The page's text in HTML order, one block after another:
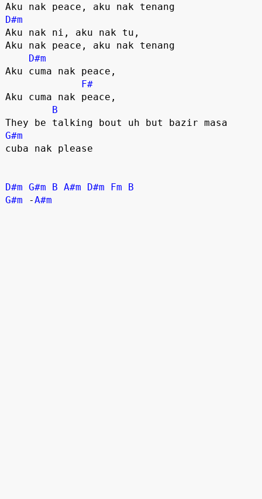
D#m
Aku nak ni, aku nak tu,
Aku nak peace, aku nak tenang
D#m
Aku cuma nak peace,
F#
Aku cuma nak peace,
B
G#m
cuba nak please
D#m G#m B A#m D#m Fm
B
G#m -A#m